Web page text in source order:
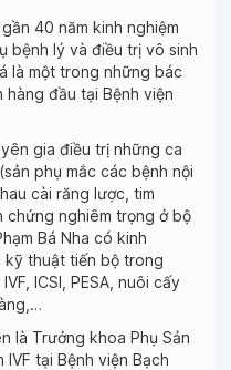
40 năm kinh nghiệm
bệnh lý và điều trị vô sinh
là một trong những bác
đầu tại Bệnh viện
gia điều trị những ca
phụ mắc các bệnh nội
cài răng lược, tim
nghiêm trọng ở bộ
Bá Nha có kinh
kỹ thuật tiến bộ trong
ICSI, PESA, nuôi cấy
là Trưởng khoa Phụ Sản
tại Bệnh viện Bạch